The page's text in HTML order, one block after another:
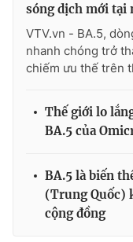
sóng dịch mới tại
VTV.vn - BA.5,
nhanh chóng trở
chiếm ưu thế trên
Thế giới lo
BA.5 của
BA.5 là biến
(Trung Quốc)
cộng đồng